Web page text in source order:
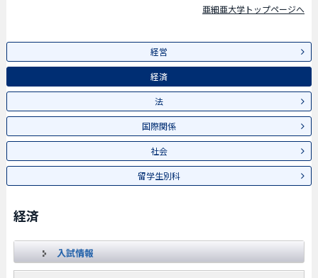
亜細亜大学トップページへ
経営
経済
法
国際関係
社会
留学生別科
経済
入試情報